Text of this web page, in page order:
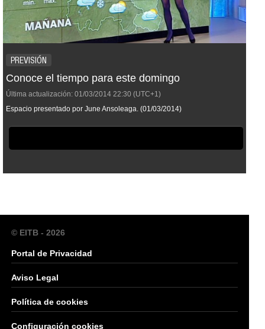
PREVISIÓN
Conoce el tiempo para este domingo
Última actualización: 01/03/2014 22:30 (UTC+1)
Espacio presentado por June Ansoleaga. (01/03/2014)
© EITB - 2026
Portal de Privacidad
Aviso Legal
Política de cookies
Configuración cookies